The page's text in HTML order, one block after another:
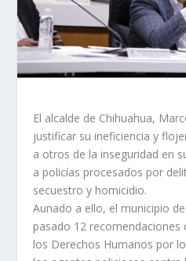
El alcalde de Chihuahua,
justificar su ineficiencia y
a otros de la inseguridad en
a policías procesados por
secuestro y homicidio.
Aunado a ello, el municipio
pasado 12 recomendaciones
los Derechos Humanos por